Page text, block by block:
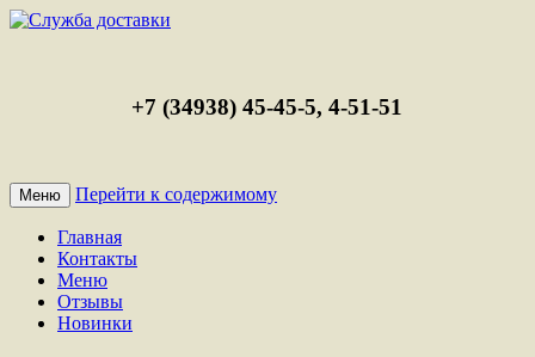
+7 (34938) 45-45-5, 4-51-51
Меню Перейти к содержимому
Главная
Контакты
Меню
Отзывы
Новинки